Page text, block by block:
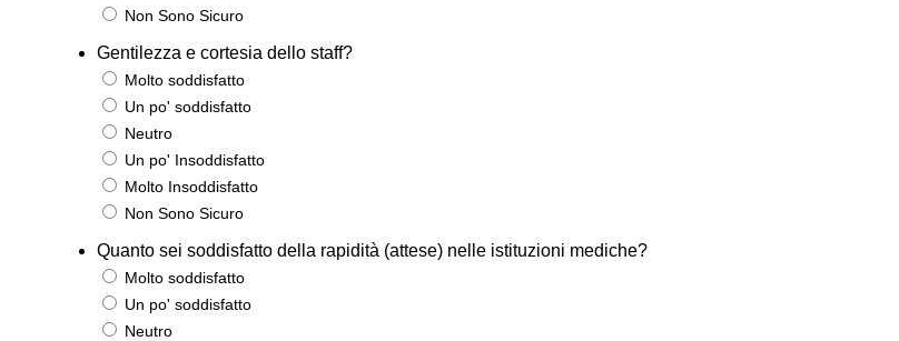
Non Sono Sicuro
Gentilezza e cortesia dello staff?
Molto soddisfatto
Un po' soddisfatto
Neutro
Un po' Insoddisfatto
Molto Insoddisfatto
Non Sono Sicuro
Quanto sei soddisfatto della rapidità (attese) nelle istituzioni mediche?
Molto soddisfatto
Un po' soddisfatto
Neutro